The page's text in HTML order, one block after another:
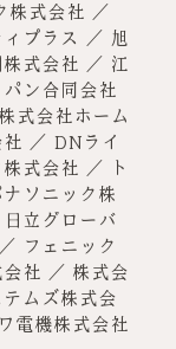
株式会社 ／
プラス ／ 旭
式会社 ／ 江
ン合同会社
式会社ホーム
／ DNライ
式会社 ／ ト
ソニック株
立グローバ
フェニック
社 ／ 株式会
ムズ株式会
電機株式会社